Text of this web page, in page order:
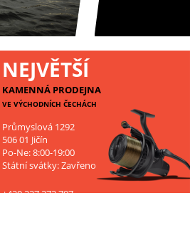
NEJVĚTŠÍ
KAMENNÁ PRODEJNA
VE VÝCHODNÍCH ČECHÁCH
Průmyslová 1292
506 01 Jičín
Po-Ne: 8:00-19:00
Státní svátky: Zavřeno
+420 227 272 797